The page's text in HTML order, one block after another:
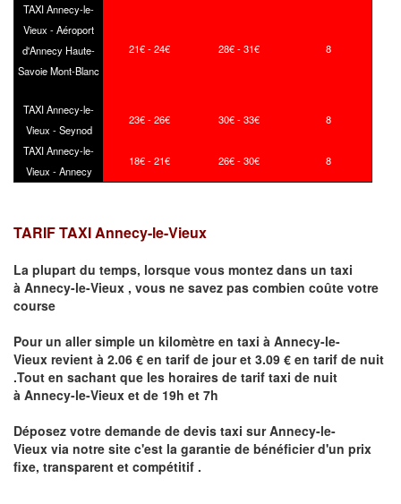
TAXI Annecy-le-
Vieux - Aéroport
d'Annecy Haute-
Savoie Mont-Blanc
21€ - 24€ 28€ - 31€ 8
TAXI Annecy-le-
Vieux - Seynod
23€ - 26€ 30€ - 33€ 8
TAXI Annecy-le-
Vieux - Annecy
18€ - 21€ 26€ - 30€ 8
TARIF TAXI Annecy-le-Vieux
La plupart du temps, lorsque vous montez dans un taxi
à Annecy-le-Vieux , vous ne savez pas combien coûte votre
course
Pour un aller simple un kilomètre en taxi à Annecy-le-
Vieux revient à 2.06 € en tarif de jour et 3.09 € en tarif de nuit
.Tout en sachant que les horaires de tarif taxi de nuit
à Annecy-le-Vieux et de 19h et 7h
Déposez votre demande de devis taxi surAnnecy-le-
Vieux via notre site c'est la garantie de bénéficier d'un prix
fixe, transparent et compétitif .